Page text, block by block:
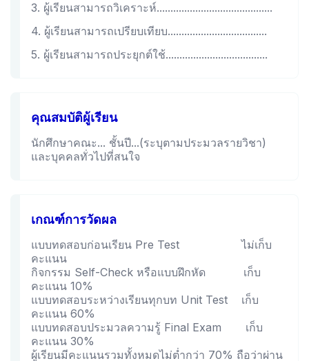
3. ผู้เรียนสามารถวิเคราะห์..........................................
4. ผู้เรียนสามารถเปรียบเทียบ....................................
5. ผู้เรียนสามารถประยุกต์ใช้.....................................
คุณสมบัติผู้เรียน
นักศึกษาคณะ... ชั้นปี...(ระบุตามประมวลรายวิชา)
และบุคคลทั่วไปที่สนใจ
เกณฑ์การวัดผล
แบบทดสอบก่อนเรียน Pre Test ไม่เก็บ
คะแนน
กิจกรรม Self-Check หรือแบบฝึกหัด เก็บ
คะแนน 10%
แบบทดสอบระหว่างเรียนทุกบท Unit Test เก็บ
คะแนน 60%
แบบทดสอบประมวลความรู้ Final Exam เก็บ
คะแนน 30%
ผู้เรียนมีคะแนนรวมทั้งหมดไม่ต่ำกว่า 70% ถือว่าผ่าน